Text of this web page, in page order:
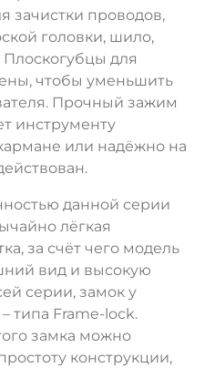
зачистки проводов,
головки, шило,
для
чтобы уменьшить
Прочный зажим
инструменту
или надёжно на
данной серии
лёгкая
за счёт чего модель
вид и высокую
серии, замок у
типа Frame-lock.
замка можно
конструкции,
НЕТ